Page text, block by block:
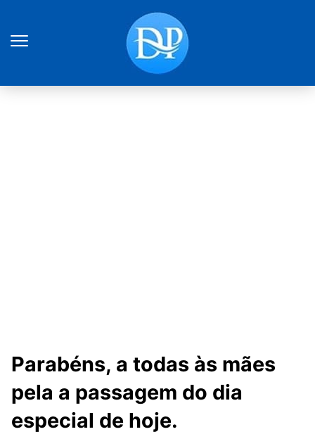
Parabéns, a todas às mães
pela a passagem do dia
especial de hoje.